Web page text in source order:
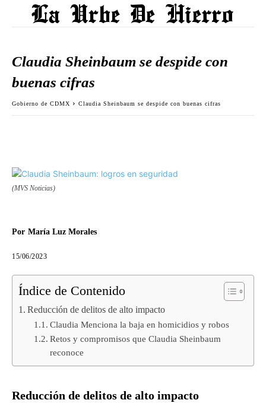
Claudia Sheinbaum se despide con
buenas cifras
Gobierno de CDMX Claudia Sheinbaum se despide con buenas cifras
(MVS Noticias)
Por María Luz Morales
15/06/2023
Índice de Contenido
Reducción de delitos de alto impacto
Claudia Menciona la baja en homicidios y robos
Retos y compromisos que Claudia Sheinbaum
reconoce
Reducción de delitos de alto impacto